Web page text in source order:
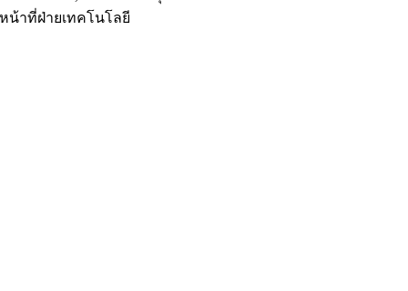
หน้าที่ฝ่ายเทคโนโลยี